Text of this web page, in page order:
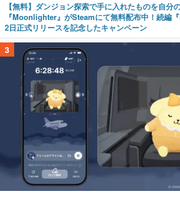
【無料】ダンジョン探索で手に入れたものを自分
『Moonlighter』がSteamにて無料配布中！続編
2日正式リリースを記念したキャンペーン
3